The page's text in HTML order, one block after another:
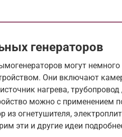
генераторов
могут немного
Они включают
нагрева,
можно с применением
из огнетушителя,
эти и другие идеи